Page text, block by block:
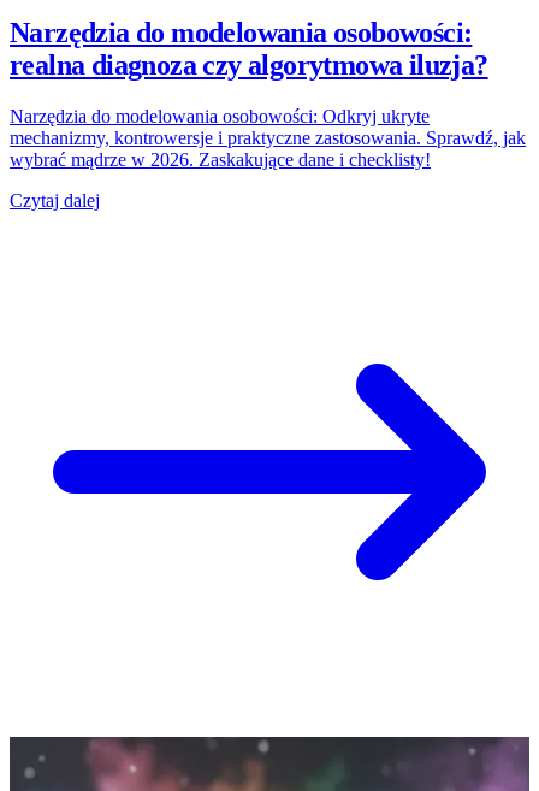
Narzędzia do modelowania osobowości:
realna diagnoza czy algorytmowa iluzja?
Narzędzia do modelowania osobowości: Odkryj ukryte
mechanizmy, kontrowersje i praktyczne zastosowania. Sprawdź, jak
wybrać mądrze w 2026. Zaskakujące dane i checklisty!
Czytaj dalej